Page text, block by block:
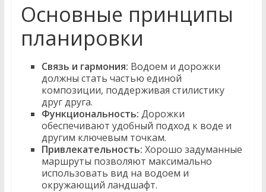
Основные принципы
планировки
Связь и гармония: Водоем и дорожки
должны стать частью единой
композиции, поддерживая стилистику
друг друга.
Функциональность: Дорожки
обеспечивают удобный подход к воде и
другим ключевым точкам.
Привлекательность: Хорошо задуманные
маршруты позволяют максимально
использовать вид на водоем и
окружающий ландшафт.